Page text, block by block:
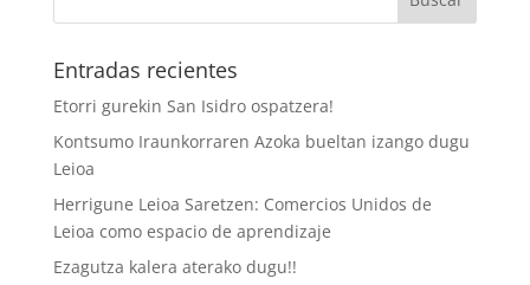
Entradas recientes
Etorri gurekin San Isidro ospatzera!
Kontsumo Iraunkorraren Azoka bueltan izango dugu
Leioa
Herrigune Leioa Saretzen: Comercios Unidos de
Leioa como espacio de aprendizaje
Ezagutza kalera aterako dugu!!